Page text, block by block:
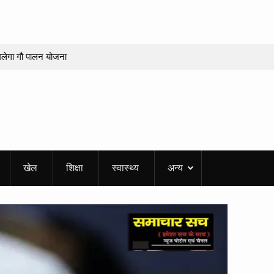
गौ पालन योजना
अभियान,
अर्जुन सिंह
खेल शिक्षा स्वास्थ्य अन्य